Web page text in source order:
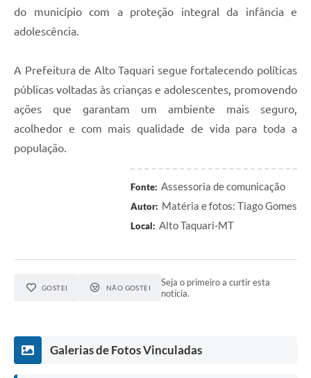
do município com a proteção integral da infância e
adolescência.
A Prefeitura de Alto Taquari segue fortalecendo políticas
públicas voltadas às crianças e adolescentes, promovendo
ações que garantam um ambiente mais seguro,
acolhedor e com mais qualidade de vida para toda a
população.
Fonte: Assessoria de comunicação
Autor: Matéria e fotos: Tiago Gomes
Local: Alto Taquari-MT
GOSTEI NÃO GOSTEI
Seja o primeiro a curtir esta
notícia.
Galerias de Fotos Vinculadas